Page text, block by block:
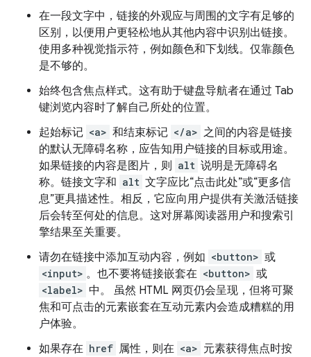
在一段文字中，链接的外观应与周围的文字有足够的
区别，以便用户更轻松地从其他内容中识别出链接。
使用多种视觉指示符，例如颜色和下划线。仅靠颜色
是不够的。
始终包含焦点样式。这有助于键盘导航者在通过 Tab
键浏览内容时了解自己所处的位置。
起始标记 <a> 和结束标记 </a> 之间的内容是链接
的默认无障碍名称，应告知用户链接的目标或用途。
如果链接的内容是图片，则 alt 说明是无障碍名
称。链接文字和 alt 文字应比“点击此处”或“更多信
息”更具描述性。相反，它应向用户提供有关激活链接
后会转至何处的信息。这对屏幕阅读器用户和搜索引
擎结果至关重要。
请勿在链接中添加互动内容，例如 <button> 或
<input> 。也不要将链接嵌套在 <button> 或
<label> 中。 虽然 HTML 网页仍会呈现，但将可聚
焦和可点击的元素嵌套在互动元素内会造成糟糕的用
户体验。
如果存在 href 属性，则在 <a> 元素获得焦点时按